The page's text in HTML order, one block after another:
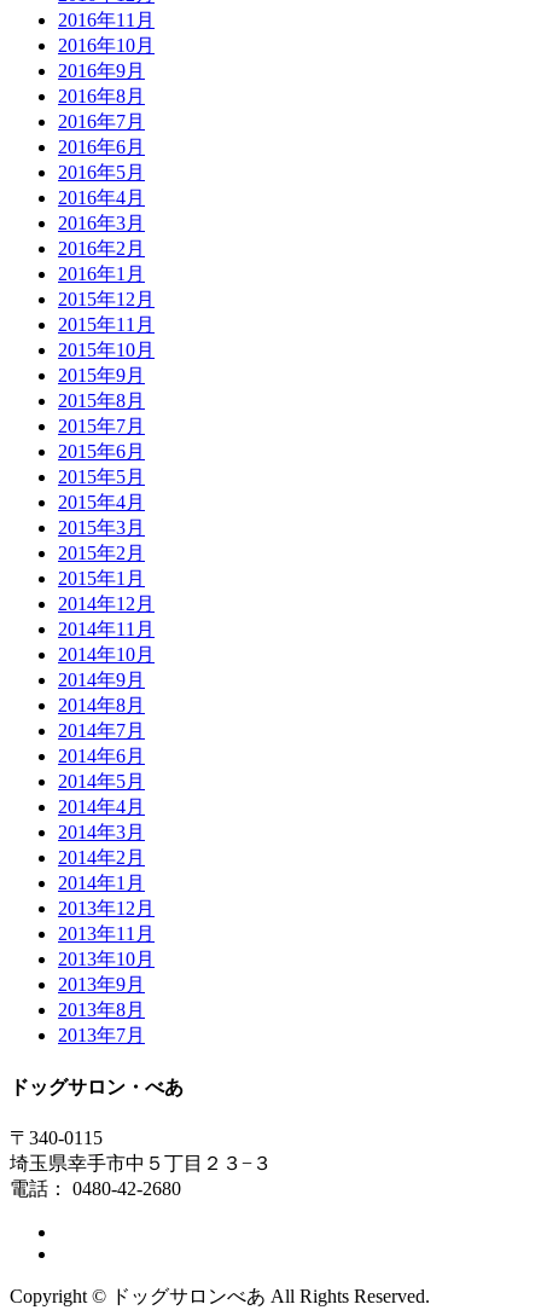
2016年11月
2016年10月
2016年9月
2016年8月
2016年7月
2016年6月
2016年5月
2016年4月
2016年3月
2016年2月
2016年1月
2015年12月
2015年11月
2015年10月
2015年9月
2015年8月
2015年7月
2015年6月
2015年5月
2015年4月
2015年3月
2015年2月
2015年1月
2014年12月
2014年11月
2014年10月
2014年9月
2014年8月
2014年7月
2014年6月
2014年5月
2014年4月
2014年3月
2014年2月
2014年1月
2013年12月
2013年11月
2013年10月
2013年9月
2013年8月
2013年7月
ドッグサロン・べあ
〒340-0115
埼玉県幸手市中５丁目２３−３
電話： 0480-42-2680
Copyright © ドッグサロンべあ All Rights Reserved.